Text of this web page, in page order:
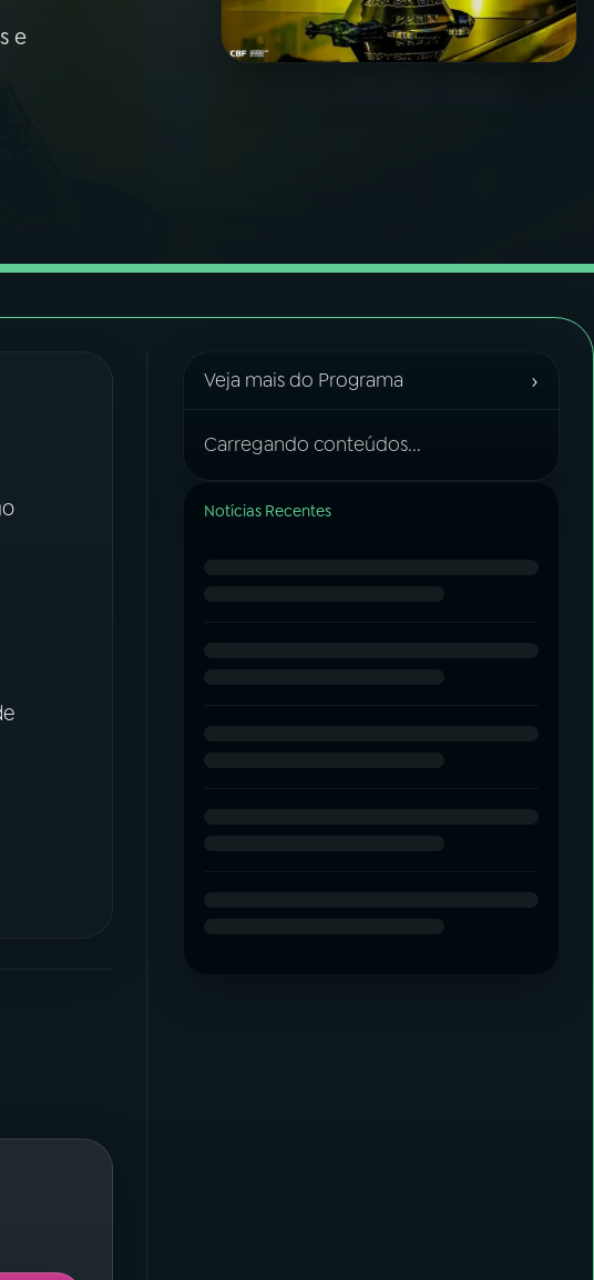
e
Veja mais do Programa ›
Carregando conteúdos...
Notícias Recentes